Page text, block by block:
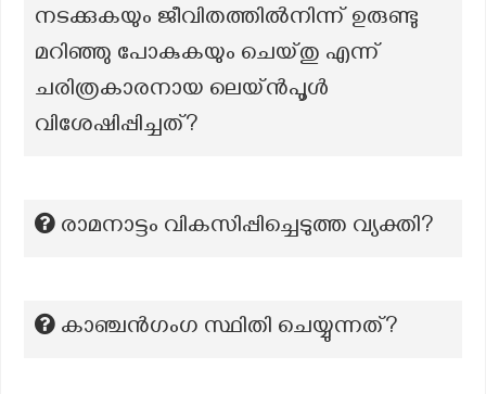
നടക്കുകയും ജീവിതത്തിൽനിന്ന് ഉരുണ്ടു
മറിഞ്ഞു പോകുകയും ചെയ്തു എന്ന്
ചരിത്രകാരനായ ലെയ്‌ൻപൂൾ
വിശേഷിപ്പിച്ചത്?
രാമനാട്ടം വികസിപ്പിച്ചെടുത്ത വ്യക്തി?
കാഞ്ചന്‍ഗംഗ സ്ഥിതി ചെയ്യുന്നത്?